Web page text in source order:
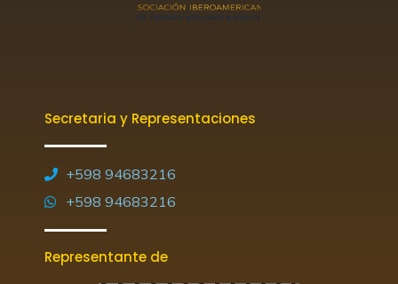
Secretaria y Representaciones
+598 94683216
+598 94683216
Representante de